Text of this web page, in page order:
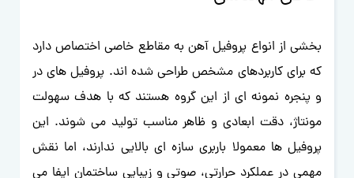
بخشی از انواع پروفیل آهن به مقاطع خاصی اختصاص دارد
که برای کاربردهای مشخص طراحی شده اند. پروفیل های در
و پنجره نمونه ای از این گروه هستند که با هدف سهولت
مونتاژ، دقت ابعادی و ظاهر مناسب تولید می شوند. این
پروفیل ها معمولا باربری سازه ای بالایی ندارند، اما نقش
مهمی در عملکرد حرارتی، صوتی و زیبایی ساختمان ایفا می